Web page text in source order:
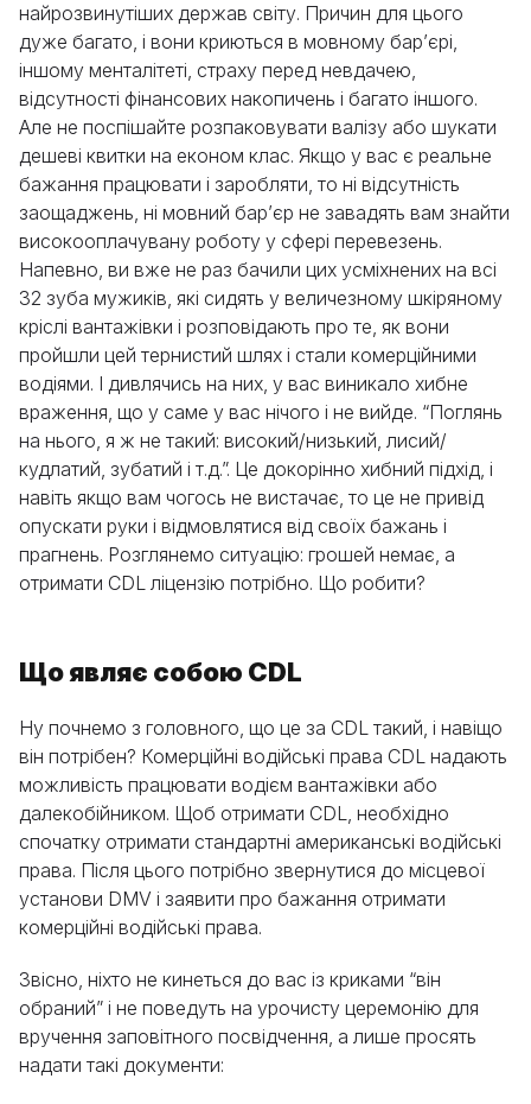
найрозвинутіших держав світу. Причин для цього
дуже багато, і вони криються в мовному бар’єрі,
іншому менталітеті, страху перед невдачею,
відсутності фінансових накопичень і багато іншого.
Але не поспішайте розпаковувати валізу або шукати
дешеві квитки на економ клас. Якщо у вас є реальне
бажання працювати і заробляти, то ні відсутність
заощаджень, ні мовний бар’єр не завадять вам знайти
високооплачувану роботу у сфері перевезень.
Напевно, ви вже не раз бачили цих усміхнених на всі
32 зуба мужиків, які сидять у величезному шкіряному
кріслі вантажівки і розповідають про те, як вони
пройшли цей тернистий шлях і стали комерційними
водіями. І дивлячись на них, у вас виникало хибне
враження, що у саме у вас нічого і не вийде. “Поглянь
на нього, я ж не такий: високий/низький, лисий/
кудлатий, зубатий і т.д.”. Це докорінно хибний підхід, і
навіть якщо вам чогось не вистачає, то це не привід
опускати руки і відмовлятися від своїх бажань і
прагнень. Розглянемо ситуацію: грошей немає, а
отримати CDL ліцензію потрібно. Що робити?
Що являє собою CDL
Ну почнемо з головного, що це за CDL такий, і навіщо
він потрібен? Комерційні водійські права CDL надають
можливість працювати водієм вантажівки або
далекобійником. Щоб отримати CDL, необхідно
спочатку отримати стандартні американські водійські
права. Після цього потрібно звернутися до місцевої
установи DMV і заявити про бажання отримати
комерційні водійські права.
Звісно, ніхто не кинеться до вас із криками “він
обраний” і не поведуть на урочисту церемонію для
вручення заповітного посвідчення, а лише просять
надати такі документи: